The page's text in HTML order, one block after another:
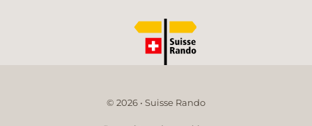
© 2026 • Suisse Rando